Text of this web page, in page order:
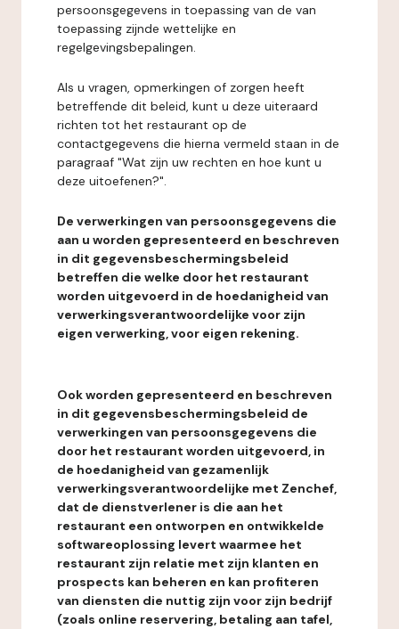
persoonsgegevens in toepassing van de van
toepassing zijnde wettelijke en
regelgevingsbepalingen.
Als u vragen, opmerkingen of zorgen heeft
betreffende dit beleid, kunt u deze uiteraard
richten tot het restaurant op de
contactgegevens die hierna vermeld staan in de
paragraaf "Wat zijn uw rechten en hoe kunt u
deze uitoefenen?".
De verwerkingen van persoonsgegevens die
aan u worden gepresenteerd en beschreven
in dit gegevensbeschermingsbeleid
betreffen die welke door het restaurant
worden uitgevoerd in de hoedanigheid van
verwerkingsverantwoordelijke voor zijn
eigen verwerking, voor eigen rekening.
Ook worden gepresenteerd en beschreven
in dit gegevensbeschermingsbeleid de
verwerkingen van persoonsgegevens die
door het restaurant worden uitgevoerd, in
de hoedanigheid van gezamenlijk
verwerkingsverantwoordelijke met Zenchef,
dat de dienstverlener is die aan het
restaurant een ontworpen en ontwikkelde
softwareoplossing levert waarmee het
restaurant zijn relatie met zijn klanten en
prospects kan beheren en kan profiteren
van diensten die nuttig zijn voor zijn bedrijf
(zoals online reservering, betaling aan tafel,